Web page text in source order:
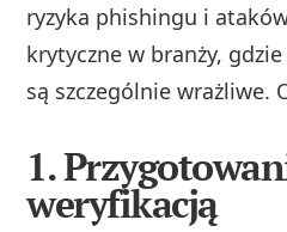
ryzyka phishingu i
krytyczne w branży,
są szczególnie wrażliwe.
1.
weryfikacją